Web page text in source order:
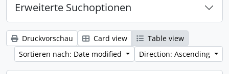
Erweiterte Suchoptionen
Druckvorschau Card view
Table view
Sortieren nach: Date modified
Direction: Ascending